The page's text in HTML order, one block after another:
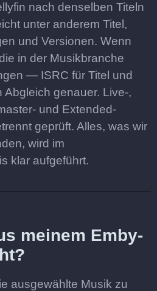
nach denselben Titeln
unter anderem Titel,
und Versionen. Wenn
in der Musikbranche
— ISRC für Titel und
genauer. Live-,
und Extended-
geprüft. Alles, was wir
wird im
klar aufgeführt.
meinem Emby-
ausgewählte Musik zu